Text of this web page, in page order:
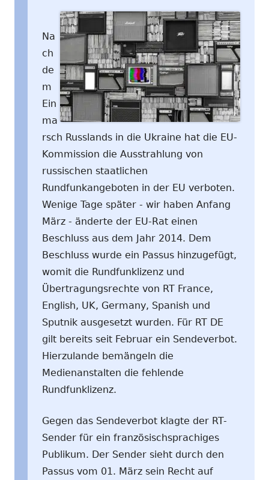
Na
ch
de
m
Ein
ma
rsch Russlands in die Ukraine hat die EU-
Kommission die Ausstrahlung von
russischen staatlichen
Rundfunkangeboten in der EU verboten.
Wenige Tage später - wir haben Anfang
März - änderte der EU-Rat einen
Beschluss aus dem Jahr 2014. Dem
Beschluss wurde ein Passus hinzugefügt,
womit die Rundfunklizenz und
Übertragungsrechte von RT France,
English, UK, Germany, Spanish und
Sputnik ausgesetzt wurden. Für RT DE
gilt bereits seit Februar ein Sendeverbot.
Hierzulande bemängeln die
Medienanstalten die fehlende
Rundfunklizenz.
Gegen das Sendeverbot klagte der RT-
Sender für ein französischsprachiges
Publikum. Der Sender sieht durch den
Passus vom 01. März sein Recht auf